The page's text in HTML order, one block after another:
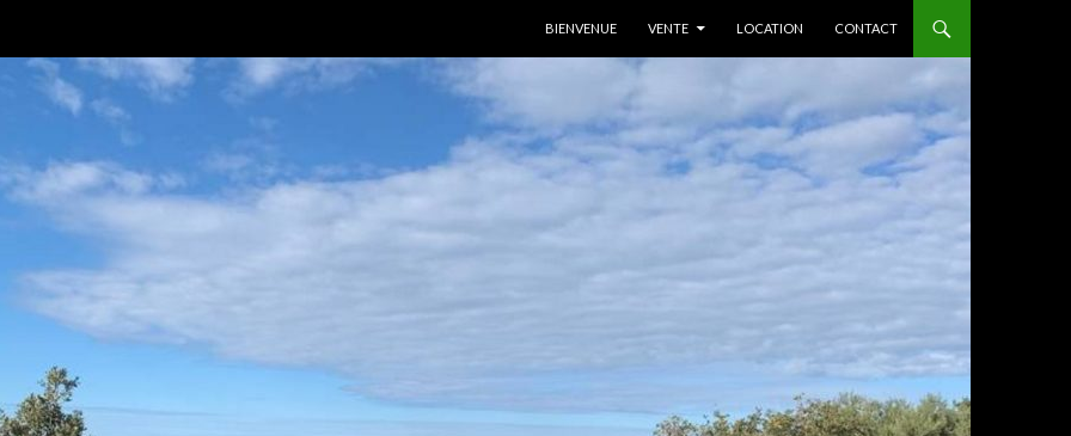
BIENVENUE
VENTE LOCATION CONTACT